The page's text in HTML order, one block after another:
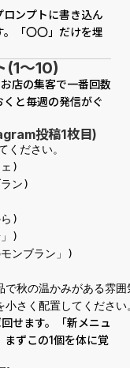
ンプトに書き込ん
「〇〇」だけを埋
(1〜10)
店の集客で一番回数
と毎週の発信がぐ
投稿1枚目)
ださい。
)
ン)
)
)
ンブラン」)
秋の温かみがある雰囲
小さく配置してください
せます。「新メニュ
ずこの1個を体に覚